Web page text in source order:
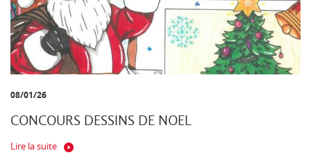
08/01/26
CONCOURS DESSINS DE NOEL
Lire la suite